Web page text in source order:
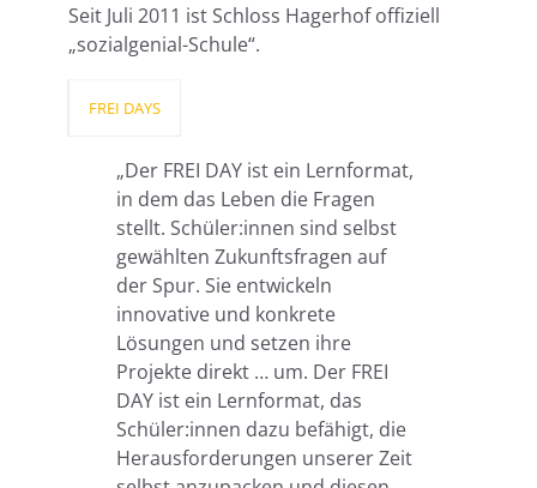
Seit Juli 2011 ist Schloss Hagerhof offiziell
„sozialgenial-Schule“.
FREI DAYS
„Der FREI DAY ist ein Lernformat,
in dem das Leben die Fragen
stellt. Schüler:innen sind selbst
gewählten Zukunftsfragen auf
der Spur. Sie entwickeln
innovative und konkrete
Lösungen und setzen ihre
Projekte direkt … um. Der FREI
DAY ist ein Lernformat, das
Schüler:innen dazu befähigt, die
Herausforderungen unserer Zeit